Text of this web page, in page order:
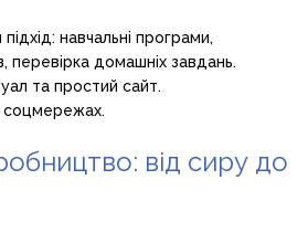
підхід: навчальні програми,
перевірка домашніх завдань.
та простий сайт.
соцмережах.
від сиру до